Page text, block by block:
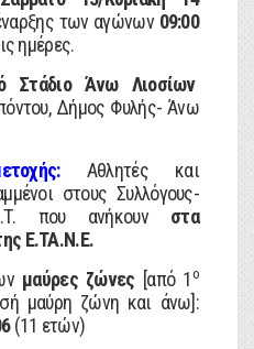
των αγώνων 09:00
ημέρες.
Στάδιο Άνω Λιοσίων
Δήμος Φυλής- Άνω
Αθλητές και
στους Συλλόγους-
που ανήκουν στα
Ε.ΤΑ.Ν.Ε.
μαύρες ζώνες [από 1ο
μαύρη ζώνη και άνω]:
(11 ετών)